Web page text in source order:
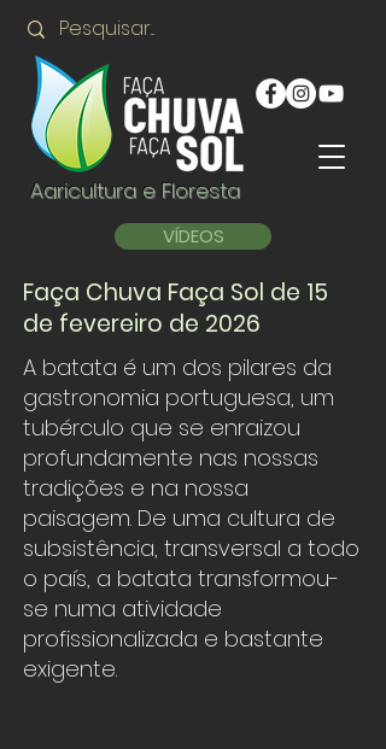
Agricultura e Floresta
VÍDEOS
Faça Chuva Faça Sol de 15
de fevereiro de 2026
A batata é um dos pilares da
gastronomia portuguesa, um
tubérculo que se enraizou
profundamente nas nossas
tradições e na nossa
paisagem. De uma cultura de
subsistência, transversal a todo
o país, a batata transformou-
se numa atividade
profissionalizada e bastante
exigente.